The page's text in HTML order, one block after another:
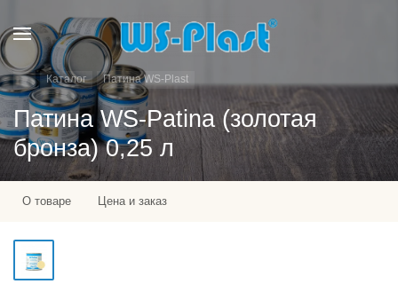
Каталог Патина WS-Plast
Патина WS-Patina (золотая
бронза) 0,25 л
О товаре Цена и заказ